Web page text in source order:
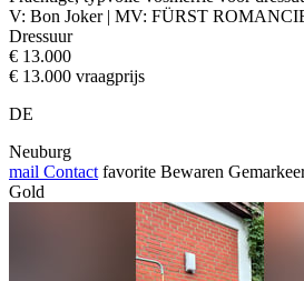
V: Bon Joker | MV: FÜRST
Dressuur
€ 13.000
€ 13.000 vraagprijs
DE
Neuburg
mail Contact favorite Bewaren
Gold